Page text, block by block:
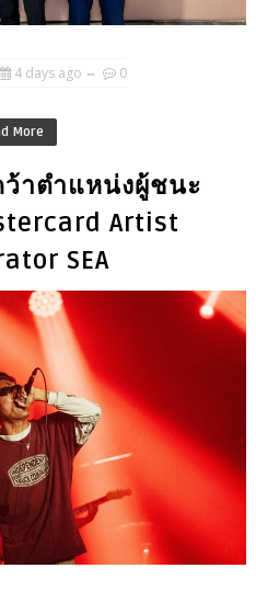
4 days ago 0
More
ว้าตำแหน่งผู้ชนะ
Artist
SEA